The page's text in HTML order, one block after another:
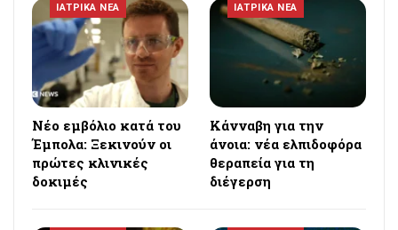
ΙΑΤΡΙΚΑ ΝΕΑ
Νέο εμβόλιο κατά του
Έμπολα: Ξεκινούν οι
πρώτες κλινικές
δοκιμές
ΙΑΤΡΙΚΑ ΝΕΑ
Κάνναβη για την
άνοια: νέα ελπιδοφόρα
θεραπεία για τη
διέγερση